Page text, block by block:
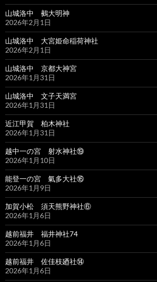
山城洛中 鵺大明神
2026年2月1日
山城洛中 大宮姫命稲荷神社
2026年2月1日
山城洛中 京都大神宮
2026年1月31日
山城洛中 文子天満宮
2026年1月31日
近江甲賀 柏木神社
2026年1月31日
越中一の宮 射水神社⑲
2026年1月10日
能登一の宮 氣多大社⑯
2026年1月9日
加賀小松 須天熊野神社⑥
2026年1月6日
越前福井 福井神社74
2026年1月6日
越前福井 佐佳枝廼社⑭
2026年1月6日